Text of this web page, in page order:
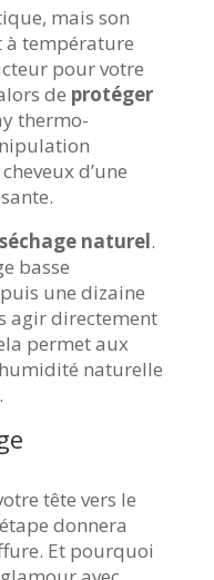
mais son
température
pour votre
de protéger
thermo-
d’une
séchage naturel.
basse
une dizaine
agir directement
permet aux
naturelle
tête vers le
donnera
Et pourquoi